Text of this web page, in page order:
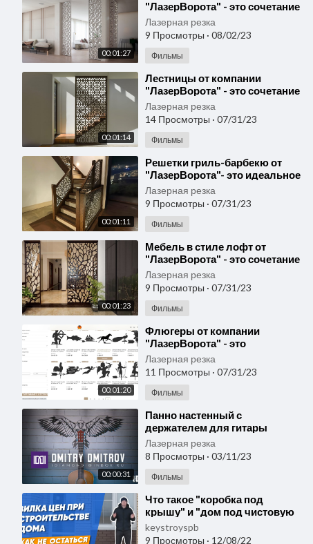
00:01:27
"ЛазерВорота" - это сочетание
современных технологий и
высокого к
Лазерная резка
9 Просмотры · 08/02/23
Фильмы
00:01:14
⁣Лестницы от компании
"ЛазерВорота" - это сочетание
функциональности, прочности
и эстетики.
Лазерная резка
14 Просмотры · 07/31/23
Фильмы
00:01:11
⁣Решетки гриль-барбекю от
"ЛазерВорота"- это идеальное
решение для любителей
отдыха на свеж
Лазерная резка
9 Просмотры · 07/31/23
Фильмы
00:01:23
⁣Мебель в стиле лофт от
"ЛазерВорота" - это сочетание
современных технологий и
уникального
Лазерная резка
9 Просмотры · 07/31/23
Фильмы
00:01:20
⁣Флюгеры от компании
"ЛазерВорота" - это
идеальное решение для тех,
кто хочет добавить уник
Лазерная резка
11 Просмотры · 07/31/23
Фильмы
00:00:31
⁣Панно настенный с
держателем для гитары
"Орёл". Лазерная резка
металла
Лазерная резка
8 Просмотры · 03/11/23
Фильмы
⁣Что такое "коробка под
крышу" и "дом под чистовую
отделку"? | Расчет стоимости с
keystroyspb
9 Просмотры · 12/08/22